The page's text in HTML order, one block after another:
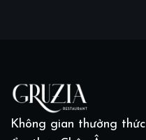
Không gian thưởng thức